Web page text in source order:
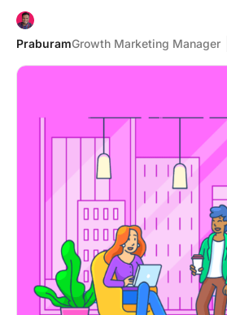
PraburamGrowth Marketing Manager